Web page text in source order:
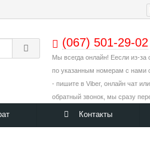
(067) 501-29-02
Мы всегда онлайн! Еесли из-за
по указанным номерам с нами
- пишите в Viber, онлайн чат
обратный звонок, мы сразу
Контакты